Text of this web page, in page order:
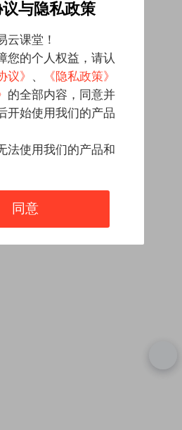
与隐私政策
云课堂！
您的个人权益，请认
议》 、
《隐私政策》
的全部内容，同意并
开始使用我们的产品
法使用我们的产品和
同意